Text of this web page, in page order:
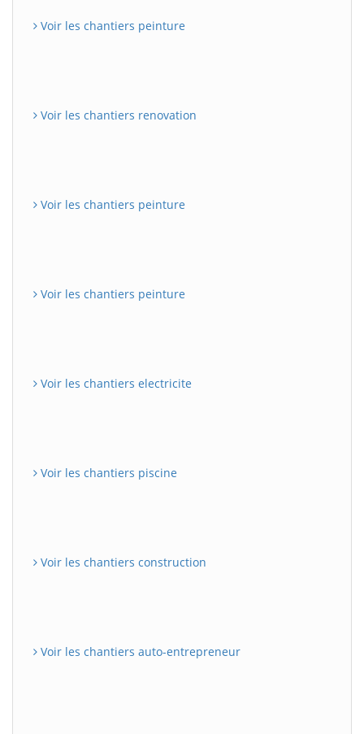
Voir les chantiers peinture
Voir les chantiers renovation
Voir les chantiers peinture
Voir les chantiers peinture
Voir les chantiers electricite
Voir les chantiers piscine
Voir les chantiers construction
Voir les chantiers auto-entrepreneur